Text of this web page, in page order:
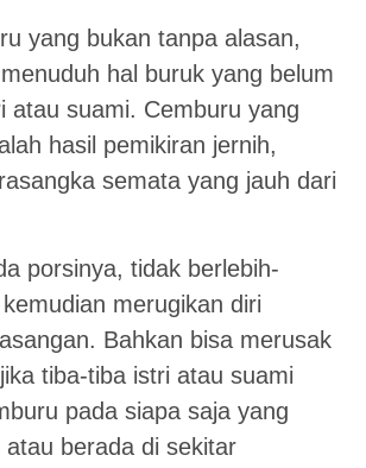
yang bukan tanpa alasan,
hal buruk yang belum
atau suami. Cemburu yang
hasil pemikiran jernih,
semata yang jauh dari
porsinya, tidak berlebih-
merugikan diri
Bahkan bisa merusak
tiba-tiba istri atau suami
pada siapa saja yang
berada di sekitar